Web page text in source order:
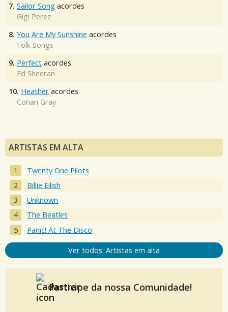
7. Sailor Song acordes
Gigi Perez
8. You Are My Sunshine acordes
Folk Songs
9. Perfect acordes
Ed Sheeran
10. Heather acordes
Conan Gray
ARTISTAS EM ALTA
Twenty One Pilots
Billie Eilish
Unknown
The Beatles
Panic! At The Disco
Ver todos: Artistas em alta
Participe da nossa Comunidade!